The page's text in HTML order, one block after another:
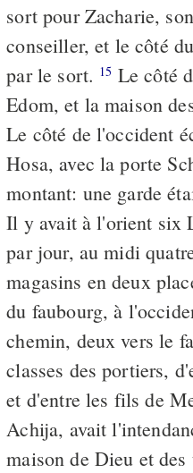
sort pour Zacharie,
conseiller, et le côté
par le sort. 15 Le côté
Edom, et la maison
Le côté de l'occident
Hosa, avec la porte
montant: une garde
Il y avait à l'orient six
par jour, au midi
magasins en deux
du faubourg, à
chemin, deux vers le
classes des portiers,
et d'entre les fils de
Achija, avait
maison de Dieu et des